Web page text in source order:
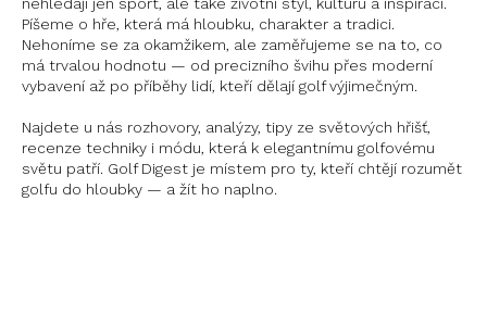
Píšeme o hře, která má hloubku, charakter a tradici.
Nehoníme se za okamžikem, ale zaměřujeme se na to, co
má trvalou hodnotu — od precizního švihu přes moderní
vybavení až po příběhy lidí, kteří dělají golf výjimečným.
Najdete u nás rozhovory, analýzy, tipy ze světových hřišť,
recenze techniky i módu, která k elegantnímu golfovému
světu patří. Golf Digest je místem pro ty, kteří chtějí rozumět
golfu do hloubky — a žít ho naplno.